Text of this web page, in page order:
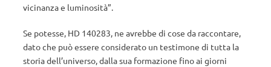
vicinanza e luminosità”.
Se potesse, HD 140283, ne avrebbe di cose da raccontare,
dato che può essere considerato un testimone di tutta la
storia dell’universo, dalla sua formazione fino ai giorni